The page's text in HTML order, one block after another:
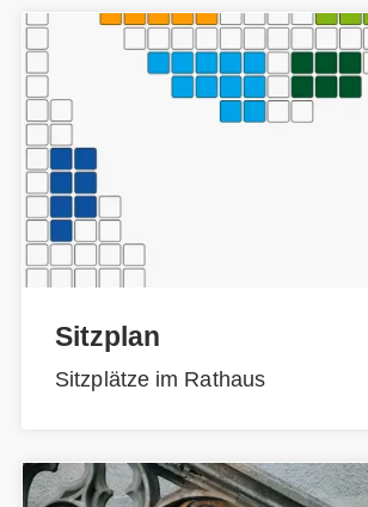
Sitzplan
Sitzplätze im Rathaus